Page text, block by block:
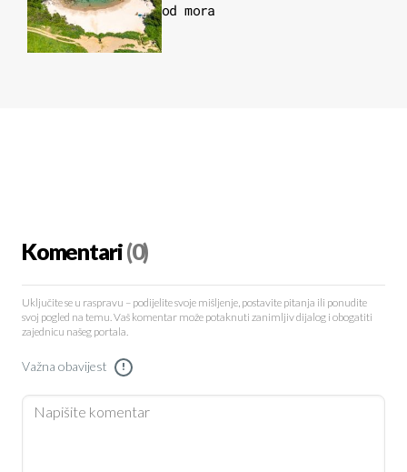
od mora
Komentari(0)
Uključite se u raspravu – podijelite svoje mišljenje, postavite pitanja ili ponudite
svoj pogled na temu. Vaš komentar može potaknuti zanimljiv dijalog i obogatiti
zajednicu našeg portala.
Važna obavijest !